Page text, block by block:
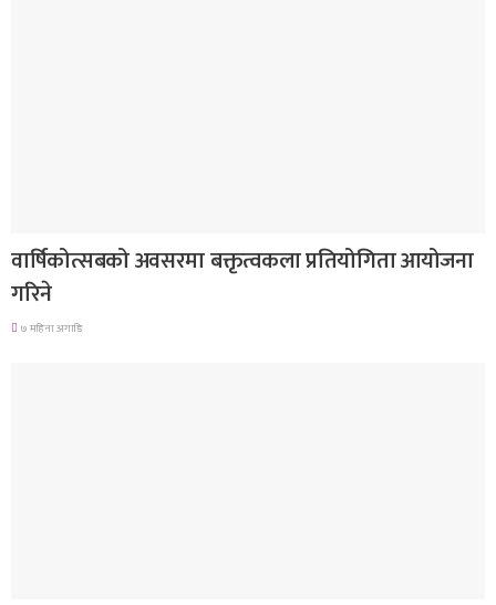
वार्षिकोत्सबको अवसरमा बक्तृत्वकला प्रतियोगिता आयोजना
गरिने
७ महिना अगाडि